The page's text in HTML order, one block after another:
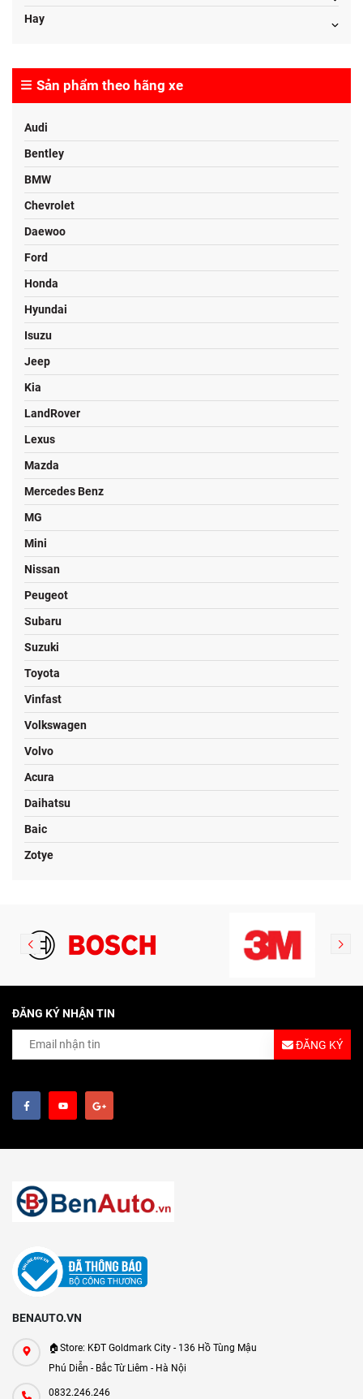
Hay
Sản phẩm theo hãng xe
Audi
Bentley
BMW
Chevrolet
Daewoo
Ford
Honda
Hyundai
Isuzu
Jeep
Kia
LandRover
Lexus
Mazda
Mercedes Benz
MG
Mini
Nissan
Peugeot
Subaru
Suzuki
Toyota
Vinfast
Volkswagen
Volvo
Acura
Daihatsu
Baic
Zotye
ĐĂNG KÝ NHẬN TIN
ĐĂNG KÝ
BENAUTO.VN
🏠Store: KĐT Goldmark City - 136 Hồ Tùng Mậu
Phú Diễn - Bắc Từ Liêm - Hà Nội
0832.246.246